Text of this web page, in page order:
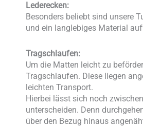
Lederecken:
Besonders beliebt sind unsere
und ein langlebiges Material
Tragschlaufen:
Um die Matten leicht zu
Tragschlaufen. Diese liegen
leichten Transport.
Hierbei lässt sich noch
unterscheiden. Denn
über den Bezug hinaus